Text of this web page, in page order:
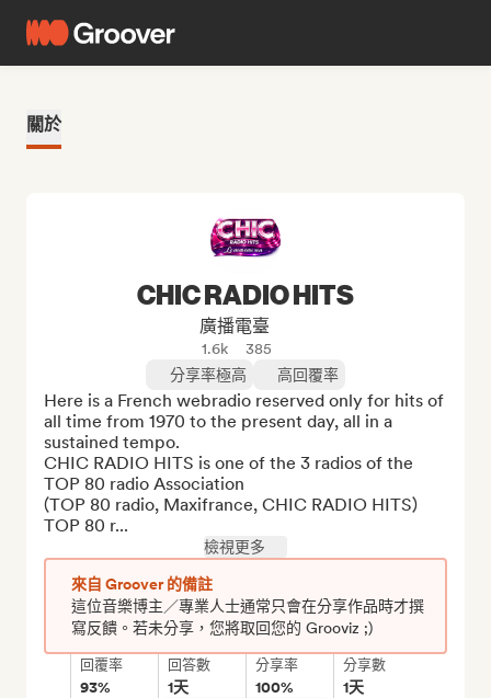
關於
CHIC RADIO HITS
廣播電臺
1.6k
385
分享率極高
高回覆率
Here is a French webradio reserved only for hits of
all time from 1970 to the present day, all in a
sustained tempo.
CHIC RADIO HITS is one of the 3 radios of the
TOP 80 radio Association
(TOP 80 radio, Maxifrance, CHIC RADIO HITS)
TOP 80 r...
檢視更多
來自 Groover 的備註
這位音樂博主／專業人士通常只會在分享作品時才撰
寫反饋。若未分享，您將取回您的 Grooviz ;)
回覆率
93%
回答數
1天
分享率
100%
分享數
1天